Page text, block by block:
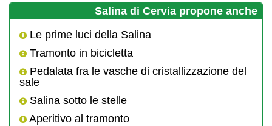
Salina di Cervia propone anche
Le prime luci della Salina
Tramonto in bicicletta
Pedalata fra le vasche di cristallizzazione del
sale
Salina sotto le stelle
Aperitivo al tramonto